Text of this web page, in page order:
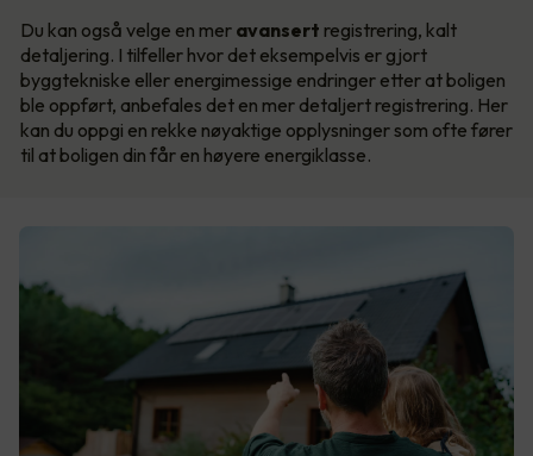
Du kan også velge en mer avansert registrering, kalt
detaljering. I tilfeller hvor det eksempelvis er gjort
byggtekniske eller energimessige endringer etter at boligen
ble oppført, anbefales det en mer detaljert registrering. Her
kan du oppgi en rekke nøyaktige opplysninger som ofte fører
til at boligen din får en høyere energiklasse.